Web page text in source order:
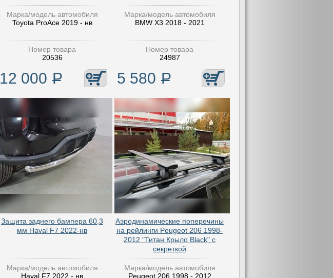
Марка/модель автомобиля
Toyota ProAce 2019 - нв
Номер товара
20536
12 000 Р
Марка/модель автомобиля
BMW X3 2018 - 2021
Номер товара
24987
5 580 Р
Защита заднего бампера 60,3
мм Haval F7 2022-нв
Марка/модель автомобиля
Haval F7 2022 - нв
Аэродинамические поперечины
на рейлинги Peugeot 206 1998-
2012 "Титан Крыло Black" с
секреткой
Марка/модель автомобиля
Peugeot 206 1998 - 2012